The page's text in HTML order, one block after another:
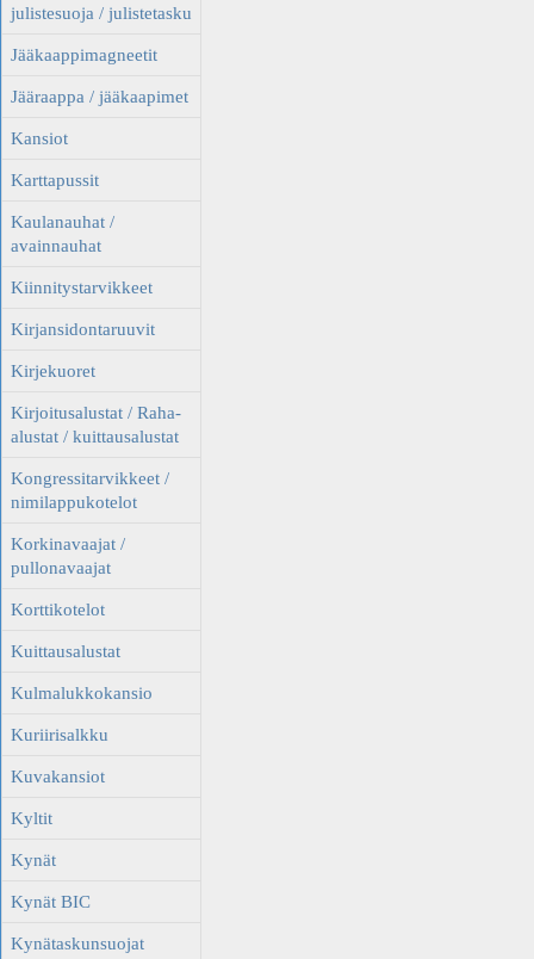
julistesuoja / julistetasku
Jääkaappimagneetit
Jääraappa / jääkaapimet
Kansiot
Karttapussit
Kaulanauhat /
avainnauhat
Kiinnitystarvikkeet
Kirjansidontaruuvit
Kirjekuoret
Kirjoitusalustat / Raha-
alustat / kuittausalustat
Kongressitarvikkeet /
nimilappukotelot
Korkinavaajat /
pullonavaajat
Korttikotelot
Kuittausalustat
Kulmalukkokansio
Kuriirisalkku
Kuvakansiot
Kyltit
Kynät
Kynät BIC
Kynätaskunsuojat